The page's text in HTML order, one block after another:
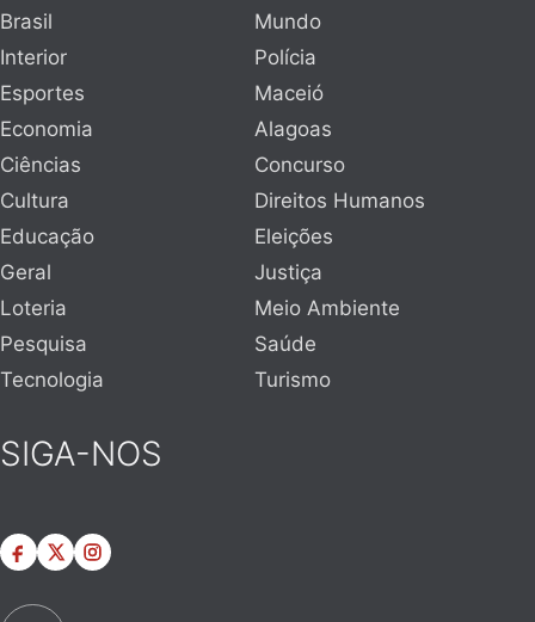
Brasil
Mundo
Interior
Polícia
Esportes
Maceió
Economia
Alagoas
Ciências
Concurso
Cultura
Direitos Humanos
Educação
Eleições
Geral
Justiça
Loteria
Meio Ambiente
Pesquisa
Saúde
Tecnologia
Turismo
SIGA-NOS